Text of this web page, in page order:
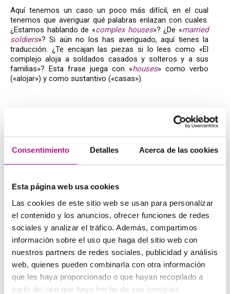
Consentimiento Detalles Acerca de las cookies
Esta página web usa cookies
Las cookies de este sitio web se usan para personalizar
el contenido y los anuncios, ofrecer funciones de redes
sociales y analizar el tráfico. Además, compartimos
información sobre el uso que haga del sitio web con
nuestros partners de redes sociales, publicidad y análisis
web, quienes pueden combinarla con otra información
que les haya proporcionado o que hayan recopilado a
partir del uso que haya hecho de sus servicios.
Aquí tenemos un caso un poco más difícil, en el cual
tenemos que averiguar qué palabras enlazan con cuales.
¿Estamos hablando de «complex houses»? ¿De «married
soldiers»? Si aún no los has averiguado, aquí tienes la
traducción. ¿Te encajan las piezas si lo lees como «El
complejo aloja a soldados casados y solteros y a sus
familias»? Esta frase juega con «houses» como verbo
(«alojar») y como sustantivo («casas»).
Ahora que ya sabes qué esperar, quizás este haya sido
palabra «that» está omitida, por lo que la traducción sería
Have the students who failed the exam
take the supplementary
Esta frase juega con el causativoy el presente perfecto
¿A que al leer la frase te esperabas una pregunta? Pues
no, ese «have » es un «haz que» causativo, por lo que la
frase quedaría así: «que los alumnos que suspendieron el